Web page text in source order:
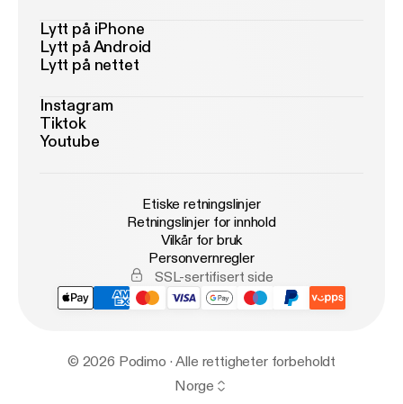
Lytt på iPhone
Lytt på Android
Lytt på nettet
Instagram
Tiktok
Youtube
Etiske retningslinjer
Retningslinjer for innhold
Vilkår for bruk
Personvernregler
SSL-sertifisert side
© 2026 Podimo · Alle rettigheter forbeholdt
Norge